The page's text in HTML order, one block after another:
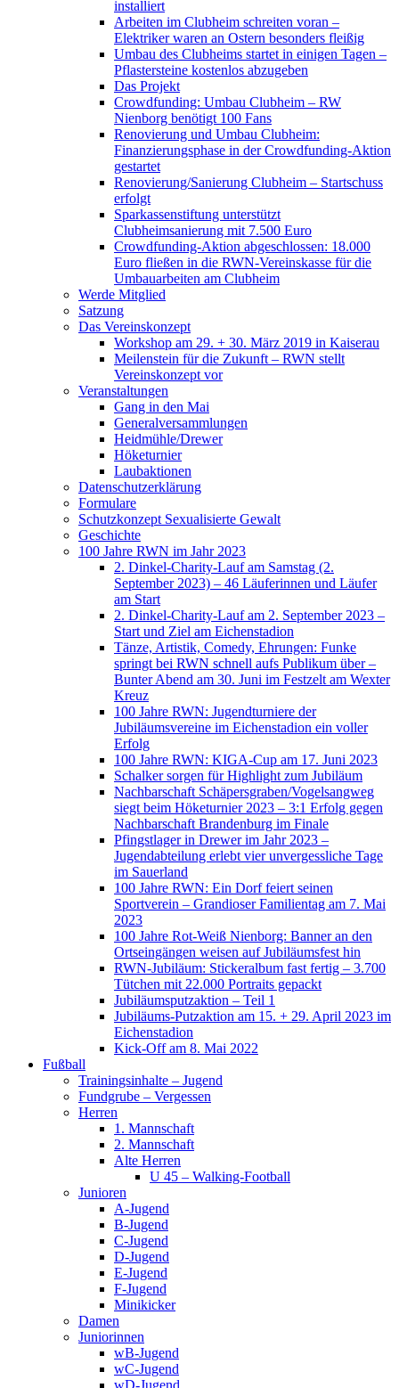
installiert
Arbeiten im Clubheim schreiten voran –
Elektriker waren an Ostern besonders fleißig
Umbau des Clubheims startet in einigen Tagen –
Pflastersteine kostenlos abzugeben
Das Projekt
Crowdfunding: Umbau Clubheim – RW
Nienborg benötigt 100 Fans
Renovierung und Umbau Clubheim:
Finanzierungsphase in der Crowdfunding-Aktion
gestartet
Renovierung/Sanierung Clubheim – Startschuss
erfolgt
Sparkassenstiftung unterstützt
Clubheimsanierung mit 7.500 Euro
Crowdfunding-Aktion abgeschlossen: 18.000
Euro fließen in die RWN-Vereinskasse für die
Umbauarbeiten am Clubheim
Werde Mitglied
Satzung
Das Vereinskonzept
Workshop am 29. + 30. März 2019 in Kaiserau
Meilenstein für die Zukunft – RWN stellt
Vereinskonzept vor
Veranstaltungen
Gang in den Mai
Generalversammlungen
Heidmühle/Drewer
Höketurnier
Laubaktionen
Datenschutzerklärung
Formulare
Schutzkonzept Sexualisierte Gewalt
Geschichte
100 Jahre RWN im Jahr 2023
2. Dinkel-Charity-Lauf am Samstag (2.
September 2023) – 46 Läuferinnen und Läufer
am Start
2. Dinkel-Charity-Lauf am 2. September 2023 –
Start und Ziel am Eichenstadion
Tänze, Artistik, Comedy, Ehrungen: Funke
springt bei RWN schnell aufs Publikum über –
Bunter Abend am 30. Juni im Festzelt am Wexter
Kreuz
100 Jahre RWN: Jugendturniere der
Jubiläumsvereine im Eichenstadion ein voller
Erfolg
100 Jahre RWN: KIGA-Cup am 17. Juni 2023
Schalker sorgen für Highlight zum Jubiläum
Nachbarschaft Schäpersgraben/Vogelsangweg
siegt beim Höketurnier 2023 – 3:1 Erfolg gegen
Nachbarschaft Brandenburg im Finale
Pfingstlager in Drewer im Jahr 2023 –
Jugendabteilung erlebt vier unvergessliche Tage
im Sauerland
100 Jahre RWN: Ein Dorf feiert seinen
Sportverein – Grandioser Familientag am 7. Mai
2023
100 Jahre Rot-Weiß Nienborg: Banner an den
Ortseingängen weisen auf Jubiläumsfest hin
RWN-Jubiläum: Stickeralbum fast fertig – 3.700
Tütchen mit 22.000 Portraits gepackt
Jubiläumsputzaktion – Teil 1
Jubiläums-Putzaktion am 15. + 29. April 2023 im
Eichenstadion
Kick-Off am 8. Mai 2022
Fußball
Trainingsinhalte – Jugend
Fundgrube – Vergessen
Herren
1. Mannschaft
2. Mannschaft
Alte Herren
U 45 – Walking-Football
Junioren
A-Jugend
B-Jugend
C-Jugend
D-Jugend
E-Jugend
F-Jugend
Minikicker
Damen
Juniorinnen
wB-Jugend
wC-Jugend
wD-Jugend